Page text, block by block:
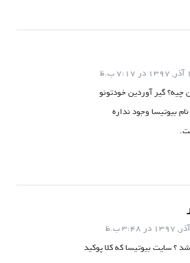
چیه؟ گیر آوردین خودتونو
بیوتیسا وجود نداره
؟ سایت بیوتیسا که کلا پوکید